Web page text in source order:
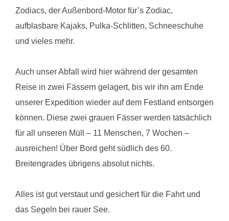
Zodiacs, der Außenbord-Motor für’s Zodiac,
aufblasbare Kajaks, Pulka-Schlitten, Schneeschuhe
und vieles mehr.
Auch unser Abfall wird hier während der gesamten
Reise in zwei Fässern gelagert, bis wir ihn am Ende
unserer Expedition wieder auf dem Festland entsorgen
können. Diese zwei grauen Fässer werden tatsächlich
für all unseren Müll – 11 Menschen, 7 Wochen –
ausreichen! Über Bord geht südlich des 60.
Breitengrades übrigens absolut nichts.
Alles ist gut verstaut und gesichert für die Fahrt und
das Segeln bei rauer See.